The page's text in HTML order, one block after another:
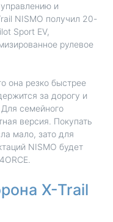
и
NISMO получил 20-
Sport EV,
рулевое
она резко быстрее
за дорогу и
семейного
версия. Покупать
мало, зато для
NISMO будет
X-Trail